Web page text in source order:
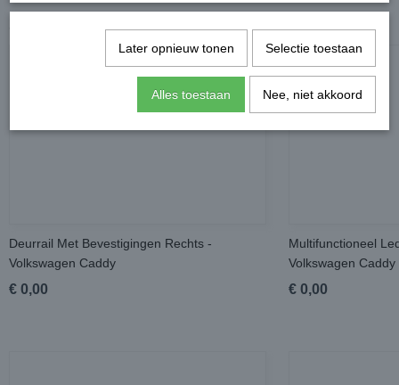
Ook interessant
Deurrail Met Bevestigingen Rechts -
Volkswagen Caddy
€ 0,00
Multifunctioneel
Volkswagen Caddy
€ 0,00
Later opnieuw tonen Selectie toestaan
Alles toestaan Nee, niet akkoord